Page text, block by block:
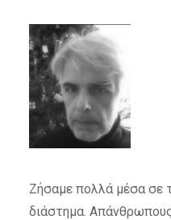
Ζήσαμε πολλά μέσα σε
διάστημα.